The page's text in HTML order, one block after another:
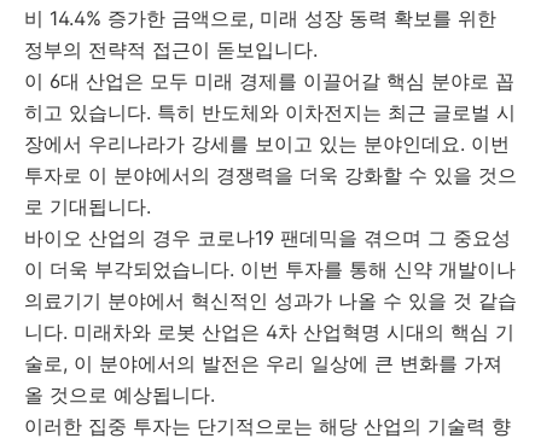
비 14.4% 증가한 금액으로, 미래 성장 동력 확보를 위한
정부의 전략적 접근이 돋보입니다.
이 6대 산업은 모두 미래 경제를 이끌어갈 핵심 분야로 꼽
히고 있습니다. 특히 반도체와 이차전지는 최근 글로벌 시
장에서 우리나라가 강세를 보이고 있는 분야인데요. 이번
투자로 이 분야에서의 경쟁력을 더욱 강화할 수 있을 것으
로 기대됩니다.
바이오 산업의 경우 코로나19 팬데믹을 겪으며 그 중요성
이 더욱 부각되었습니다. 이번 투자를 통해 신약 개발이나
의료기기 분야에서 혁신적인 성과가 나올 수 있을 것 같습
니다. 미래차와 로봇 산업은 4차 산업혁명 시대의 핵심 기
술로, 이 분야에서의 발전은 우리 일상에 큰 변화를 가져
올 것으로 예상됩니다.
이러한 집중 투자는 단기적으로는 해당 산업의 기술력 향